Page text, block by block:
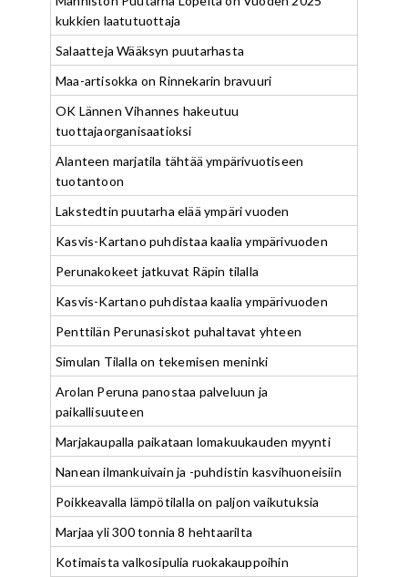
kukkien laatutuottaja
Salaatteja Wääksyn puutarhasta
Maa-artisokka on Rinnekarin bravuuri
OK Lännen Vihannes hakeutuu
tuottajaorganisaatioksi
Alanteen marjatila tähtää ympärivuotiseen
tuotantoon
Lakstedtin puutarha elää ympäri vuoden
Kasvis-Kartano puhdistaa kaalia ympärivuoden
Perunakokeet jatkuvat Räpin tilalla
Kasvis-Kartano puhdistaa kaalia ympärivuoden
Penttilän Perunasiskot puhaltavat yhteen
Simulan Tilalla on tekemisen meninki
Arolan Peruna panostaa palveluun ja
paikallisuuteen
Marjakaupalla paikataan lomakuukauden myynti
Nanean ilmankuivain ja -puhdistin kasvihuoneisiin
Poikkeavalla lämpötilalla on paljon vaikutuksia
Marjaa yli 300 tonnia 8 hehtaarilta
Kotimaista valkosipulia ruokakauppoihin